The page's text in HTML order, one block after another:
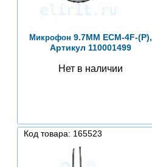
Микрофон 9.7ММ ECM-4F-(P),
Артикул 110001499
Нет в наличии
Код товара: 165523